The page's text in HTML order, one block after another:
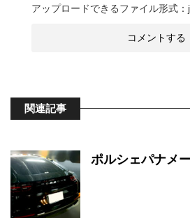
アップロードできるファイル形式：
関連記事
ポルシェパナメ